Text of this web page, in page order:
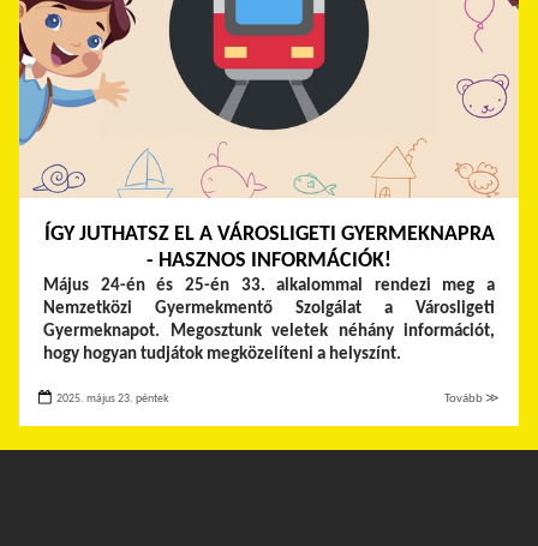
ÍGY JUTHATSZ EL A VÁROSLIGETI GYERMEKNAPRA
- HASZNOS INFORMÁCIÓK!
Május 24-én és 25-én 33. alkalommal rendezi meg a
Nemzetközi Gyermekmentő Szolgálat a Városligeti
Gyermeknapot. Megosztunk veletek néhány információt,
hogy hogyan tudjátok megközelíteni a helyszínt.
2025. május 23. péntek Tovább ≫